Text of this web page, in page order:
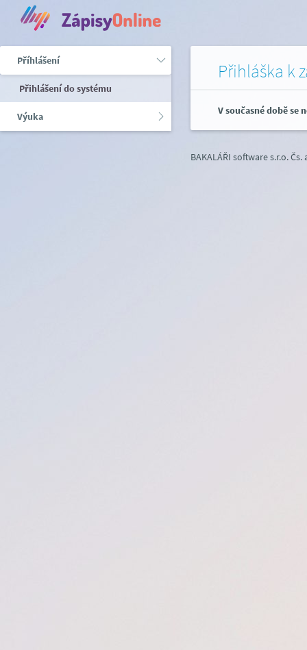
Příhlášení
Přihlášení do systému
Výuka
Přihláška k
V současné době se
BAKALÁŘI software s.r.o.Čs.